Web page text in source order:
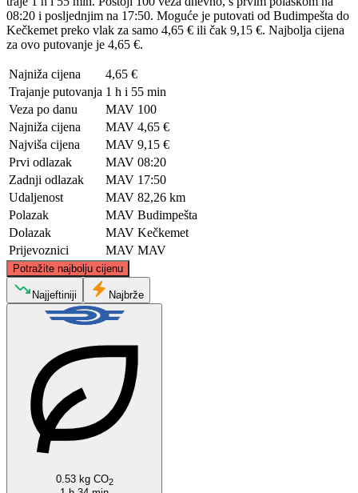
08:20 i posljednjim na 17:50. Moguće je putovati od Budimpešta do
Kečkemet preko vlak za samo 4,65 € ili čak 9,15 €. Najbolja cijena
za ovo putovanje je 4,65 €.
Najniža cijena
4,65 €
Trajanje putovanja 1 h i 55 min
Veza po danu
MAV 100
Najniža cijena
MAV 4,65 €
Najviša cijena
MAV 9,15 €
Prvi odlazak
MAV 08:20
Zadnji odlazak
MAV 17:50
Udaljenost
MAV 82,26 km
Polazak
MAV Budimpešta
Dolazak
MAV Kečkemet
Prijevoznici
MAV MAV
Potražite najbolju cijenu
Budapest
Najjeftiniji Najbrže
0.53 kg CO2